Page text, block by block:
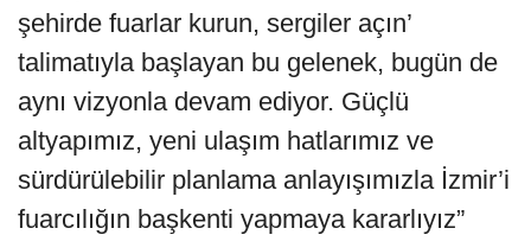
şehirde fuarlar kurun, sergiler açın’
talimatıyla başlayan bu gelenek, bugün de
aynı vizyonla devam ediyor. Güçlü
altyapımız, yeni ulaşım hatlarımız ve
sürdürülebilir planlama anlayışımızla İzmir’i
fuarcılığın başkenti yapmaya kararlıyız”